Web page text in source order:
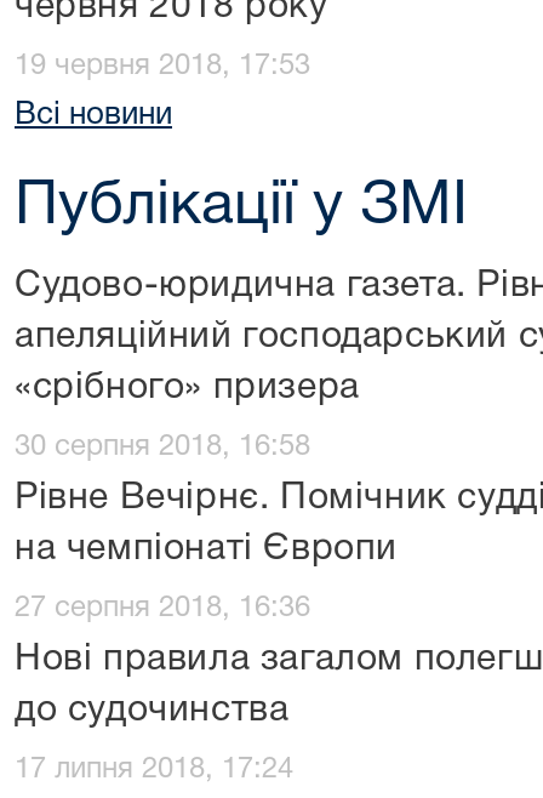
червня 2018 року
19 червня 2018, 17:53
Всі новини
Публікації у ЗМІ
Судово-юридична газета.
апеляційний господарський
«срібного» призера
30 серпня 2018, 16:58
Рівне Вечірнє. Помічник
на чемпіонаті Європи
27 серпня 2018, 16:36
Нові правила загалом
до судочинства
17 липня 2018, 17:24